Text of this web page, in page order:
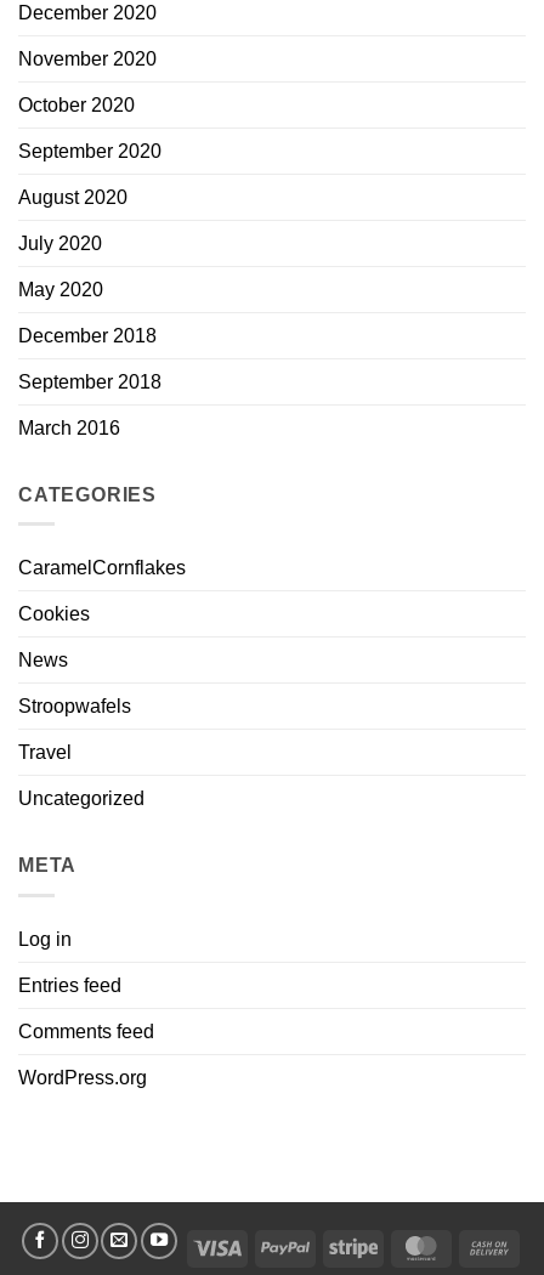
December 2020
November 2020
October 2020
September 2020
August 2020
July 2020
May 2020
December 2018
September 2018
March 2016
CATEGORIES
CaramelCornflakes
Cookies
News
Stroopwafels
Travel
Uncategorized
META
Log in
Entries feed
Comments feed
WordPress.org
Visa PayPal Stripe MasterCard